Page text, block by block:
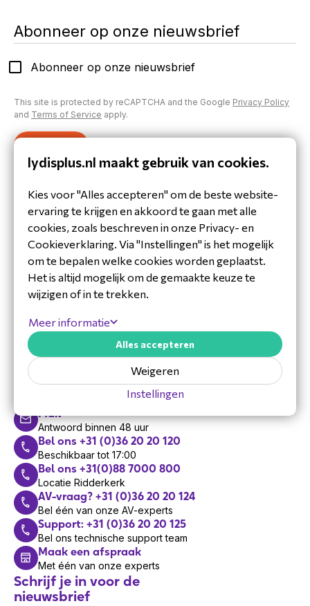
Abonneer op onze nieuwsbrief
Abonneer op onze nieuwsbrief
This site is protected by reCAPTCHA and the Google Privacy Policy
and Terms of Service apply.
Heb je al een account aangemaakt of inloggegevens
gekregen?
Inloggen
Hulp nodig?
Vandaag zijn we bereikbaar van 8:30 tot 17:00
Mail
Antwoord binnen 48 uur
Bel ons +31 (0)36 20 20 120
Beschikbaar tot 17:00
Bel ons +31(0)88 7000 800
Locatie Ridderkerk
AV-vraag? +31 (0)36 20 20 124
Bel één van onze AV-experts
Support: +31 (0)36 20 20 125
Bel ons technische support team
Maak een afspraak
Met één van onze experts
Schrijf je in voor de
nieuwsbrief
lydisplus.nl maakt gebruik van cookies.
Kies voor "Alles accepteren" om de beste website-
ervaring te krijgen en akkoord te gaan met alle
cookies, zoals beschreven in onze Privacy- en
Cookieverklaring. Via "Instellingen" is het mogelijk
om te bepalen welke cookies worden geplaatst.
Het is altijd mogelijk om de gemaakte keuze te
wijzigen of in te trekken.
Meer informatie
Instellingen
Weigeren
Alles accepteren